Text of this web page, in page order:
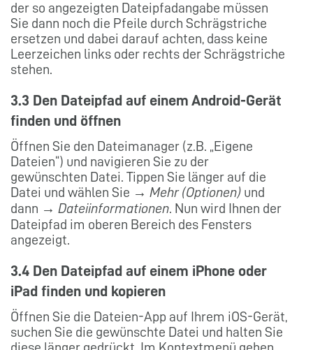
der so angezeigten Dateipfadangabe müssen
Sie dann noch die Pfeile durch Schrägstriche
ersetzen und dabei darauf achten, dass keine
Leerzeichen links oder rechts der Schrägstriche
stehen.
3.3 Den Dateipfad auf einem Android-Gerät
finden und öffnen
Öffnen Sie den Dateimanager (z.B. „Eigene
Dateien“) und navigieren Sie zu der
gewünschten Datei. Tippen Sie länger auf die
Datei und wählen Sie → Mehr (Optionen) und
dann → Dateiinformationen. Nun wird Ihnen der
Dateipfad im oberen Bereich des Fensters
angezeigt.
3.4 Den Dateipfad auf einem iPhone oder
iPad finden und kopieren
Öffnen Sie die Dateien-App auf Ihrem iOS-Gerät,
suchen Sie die gewünschte Datei und halten Sie